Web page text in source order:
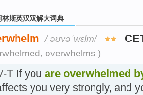
林斯英汉双解大词典
/ˌəʊvəˈwɛlm/
overwhelms )
T If you are overwhelmed
you very strongly, and